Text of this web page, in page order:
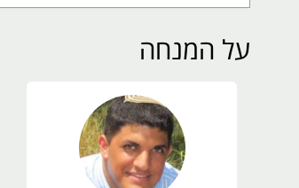
על המנחה